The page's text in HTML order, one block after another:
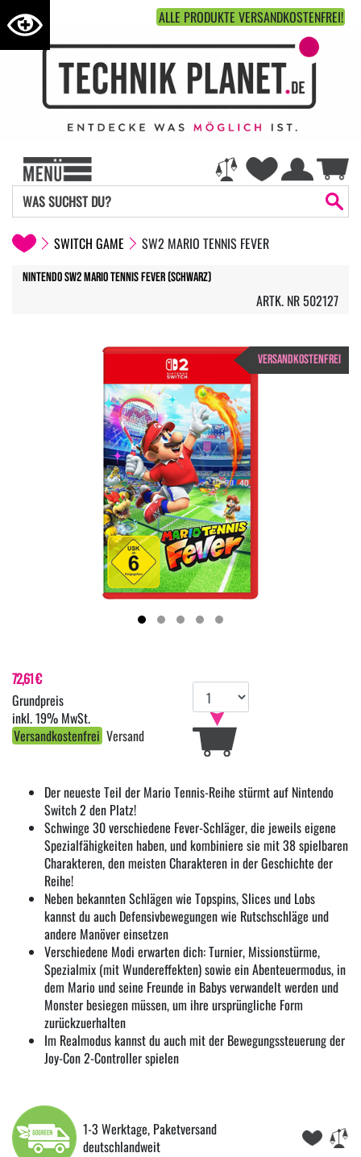
ALLE PRODUKTE VERSANDKOSTENFREI!
SWITCH GAME SW2 MARIO TENNIS FEVER
Nintendo SW2 Mario Tennis Fever (Schwarz)
ARTK. NR 502127
VERSANDKOSTENFREI
Der neueste Teil der Mario Tennis-Reihe stürmt auf Nintendo
Switch 2 den Platz!
Schwinge 30 verschiedene Fever-Schläger, die jeweils eigene
Spezialfähigkeiten haben, und kombiniere sie mit 38 spielbaren
Charakteren, den meisten Charakteren in der Geschichte der
Reihe!
Neben bekannten Schlägen wie Topspins, Slices und Lobs
kannst du auch Defensivbewegungen wie Rutschschläge und
andere Manöver einsetzen
Verschiedene Modi erwarten dich: Turnier, Missionstürme,
Spezialmix (mit Wundereffekten) sowie ein Abenteuermodus, in
dem Mario und seine Freunde in Babys verwandelt werden und
Monster besiegen müssen, um ihre ursprüngliche Form
zurückzuerhalten
Im Realmodus kannst du auch mit der Bewegungssteuerung der
Joy-Con 2-Controller spielen
1-3 Werktage, Paketversand
deutschlandweit
72,61 €
inkl. 19% MwSt.
Versandkostenfrei Versand